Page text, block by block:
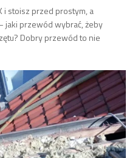
i stoisz przed prostym, a
przewód wybrać, żeby
Dobry przewód to nie